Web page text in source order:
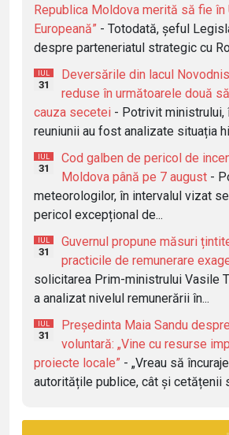
Republica Moldova merită să fie în
Europeană” - Totodată, șeful
despre parteneriatul strategic cu
IUL
31
Deversările din lacul
reduse în următoarele două
cauza secetei - Potrivit ministrului,
reuniunii au fost analizate situația
IUL
31
Cod galben de pericol de
Moldova până pe 7 august -
meteorologilor, în intervalul vizat
pericol excepțional de...
IUL
31
Guvernul propune măsuri
practicile de remunerare
solicitarea Prim-ministrului Vasile
a analizat nivelul remunerării în...
IUL
31
Președinta Maia Sandu
voluntară: „Vine cu resurse
proiecte locale” - „Vreau să
autoritățile publice, cât și cetățenii